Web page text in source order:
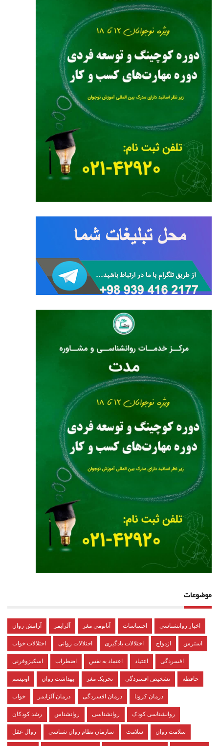
موضوعات
آرامش روان آلزایمر آناتومی مغز احساسات اخبار روانشناسی
اختلالات خواب اختلالات روانی اختلالات یادگیری ازدواج استرس
اسکیزوفرنی اضطراب اعتماد به نفس اعتیاد افسردگی
اوتیسم بهداشت روان تحریک مغز تشخیص افسردگی حافظه
خواب درمان آلزایمر درمان افسردگی درمان کرونا
رشد کودکان روانشناس روانشناسی روانشناسی کودک
زوال عقل سازمان نظام روان شناسی سلامت سلامت روان